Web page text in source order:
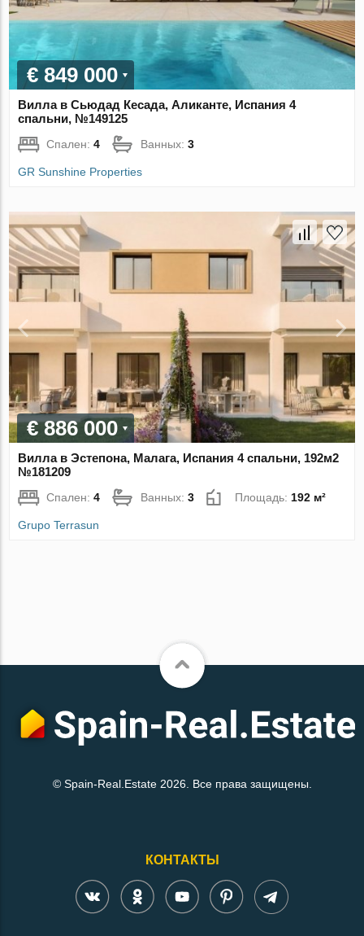
€ 849 000
Вилла в Сьюдад Кесада, Аликанте, Испания 4
спальни, №149125
Спален:4 Ванных:3
GR Sunshine Properties
€ 886 000
Вилла в Эстепона, Малага, Испания 4 спальни, 192м2
№181209
Спален:4 Ванных:3 Площадь: 192 м²
Grupo Terrasun
© Spain-Real.Estate 2026. Все права защищены.
КОНТАКТЫ